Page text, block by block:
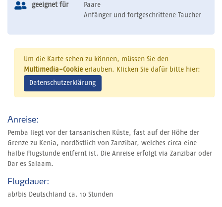
geeignet für
Paare
Anfänger und fortgeschrittene Taucher
Um die Karte sehen zu können, müssen Sie den
Multimedia-Cookieerlauben. Klicken Sie dafür bitte hier:
Datenschutzerklärung
Anreise:
Pemba liegt vor der tansanischen Küste, fast auf der Höhe der
Grenze zu Kenia, nordöstlich von Zanzibar, welches circa eine
halbe Flugstunde entfernt ist. Die Anreise erfolgt via Zanzibar oder
Dar es Salaam.
Flugdauer:
ab/bis Deutschland ca. 10 Stunden